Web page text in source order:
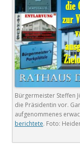
Bürgermeister Steffen
die Präsidentin vor.
aufgenommenes
berichtete. Foto: